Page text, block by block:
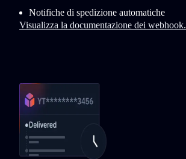
Notifiche di spedizione automatiche
Visualizza la documentazione dei webhook.